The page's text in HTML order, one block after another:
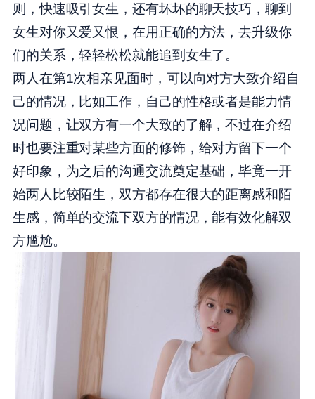
则，快速吸引女生，还有坏坏的聊天技巧，聊到
女生对你又爱又恨，在用正确的方法，去升级你
们的关系，轻轻松松就能追到女生了。
两人在第1次相亲见面时，可以向对方大致介绍自
己的情况，比如工作，自己的性格或者是能力情
况问题，让双方有一个大致的了解，不过在介绍
时也要注重对某些方面的修饰，给对方留下一个
好印象，为之后的沟通交流奠定基础，毕竟一开
始两人比较陌生，双方都存在很大的距离感和陌
生感，简单的交流下双方的情况，能有效化解双
方尴尬。